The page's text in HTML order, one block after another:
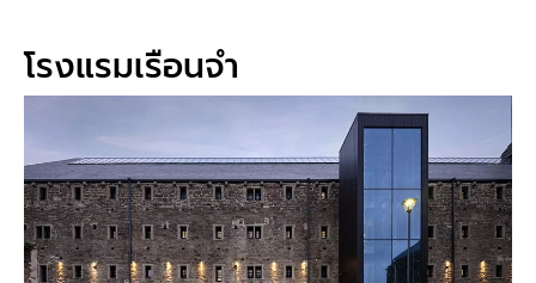
โรงแรมเรือนจำ